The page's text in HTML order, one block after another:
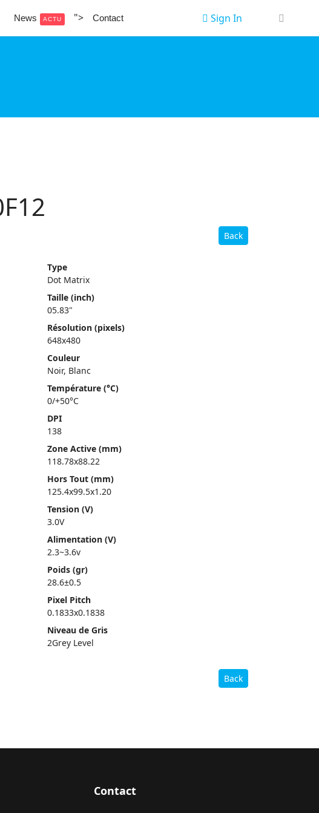
News ACTU "> Contact Sign In
Back
Type
Dot Matrix
Taille (inch)
05.83"
Résolution (pixels)
648x480
Couleur
Noir, Blanc
Température (°C)
0/+50°C
DPI
138
Zone Active (mm)
118.78x88.22
Hors Tout (mm)
125.4x99.5x1.20
Tension (V)
3.0V
Alimentation (V)
2.3~3.6v
Poids (gr)
28.6±0.5
Pixel Pitch
0.1833x0.1838
Niveau de Gris
2Grey Level
Back
Contact